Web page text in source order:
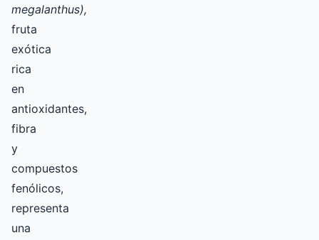
megalanthus),
fruta
exótica
rica
en
antioxidantes,
fibra
y
compuestos
fenólicos,
representa
una